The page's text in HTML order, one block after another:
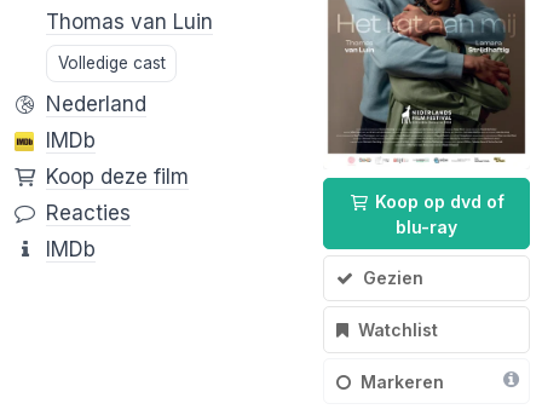
Koop op dvd of
blu-ray
Gezien
Watchlist
Markeren
Thomas van Luin
Volledige cast
Nederland
IMDb
Koop deze film
Reacties
IMDb